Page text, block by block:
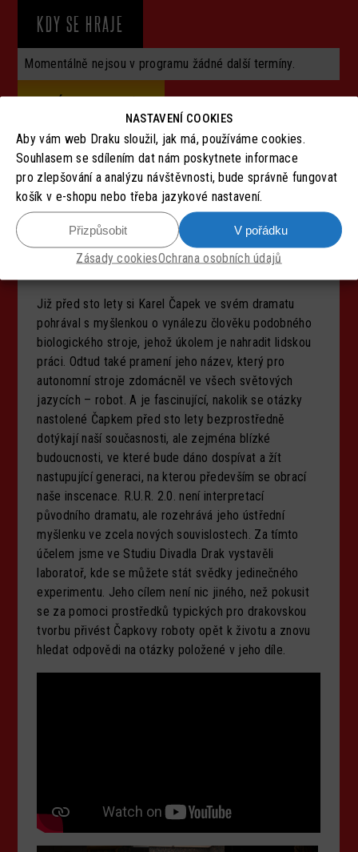
NASTAVENÍ COOKIES
Aby vám web Draku sloužil, jak má, používáme cookies.
Souhlasem se sdílením dat nám poskytnete informace
pro zlepšování a analýzu návštěvnosti, bude správně fungovat
košík v e-shopu nebo třeba jazykové nastavení.
V pořádku
Přizpůsobit
Zásady cookiesOchrana osobních údajů
KDY SE HRAJE
Momentálně nejsou v programu žádné další termíny.
CELÝ PROGRAM
Co by se stalo, kdyby se podařilo zcela nahradit
lidskou práci stroji? Jak by se to podepsalo na
člověku samotném? Co by z jeho lidství vlastně
zbylo? Neztratilo by tím lidstvo jeden ze základních
Již před sto lety si Karel Čapek ve svém dramatu
pohrával s myšlenkou o vynálezu člověku podobného
biologického stroje, jehož úkolem je nahradit lidskou
práci. Odtud také pramení jeho název, který pro
autonomní stroje zdomácněl ve všech světových
jazycích – robot. A je fascinující, nakolik se otázky
nastolené Čapkem před sto lety bezprostředně
dotýkají naší současnosti, ale zejména blízké
budoucnosti, ve které bude dáno dospívat a žít
nastupující generaci, na kterou především se obrací
naše inscenace. R.U.R. 2.0. není interpretací
původního dramatu, ale rozehrává jeho ústřední
myšlenku ve zcela nových souvislostech. Za tímto
účelem jsme ve Studiu Divadla Drak vystavěli
laboratoř, kde se můžete stát svědky jedinečného
experimentu. Jeho cílem není nic jiného, než pokusit
se za pomoci prostředků typických pro drakovskou
tvorbu přivést Čapkovy roboty opět k životu a znovu
hledat odpovědi na otázky položené v jeho díle.